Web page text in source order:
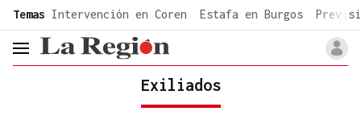
common.go-to-content
Temas Intervención en Coren Estafa en Burgos
header.menu.open
Exiliados